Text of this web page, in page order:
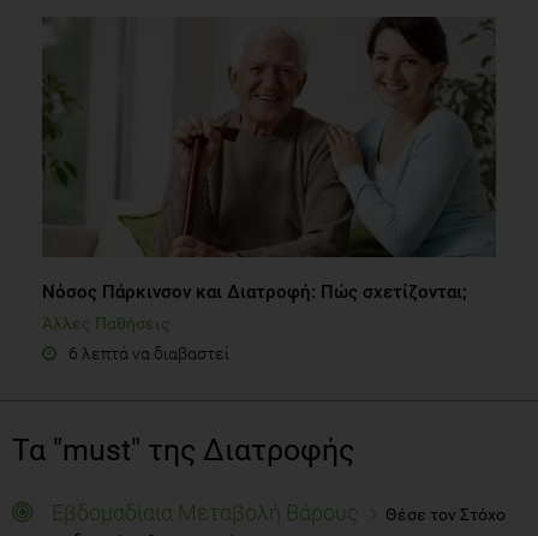
Νόσος Πάρκινσον και Διατροφή: Πώς σχετίζονται;
Άλλες Παθήσεις
6 λεπτά να διαβαστεί
Τα "must" της Διατροφής
Εβδομαδίαια Μεταβολή Βάρους
Θέσε τον Στόχο